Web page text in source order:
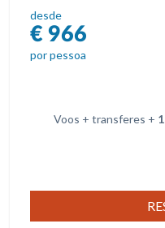
desde
€ 966
por pessoa
Voos + transferes +